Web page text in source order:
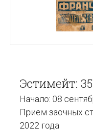
Эстимейт:
Начало: 08
Прием заочных
2022 года